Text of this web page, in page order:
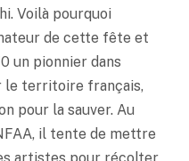
Voilà pourquoi
de cette fête et
un pionnier dans
le territoire français,
pour la sauver. Au
il tente de mettre